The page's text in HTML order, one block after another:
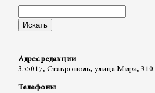
Адрес редакции
355017, Ставрополь, улица Мира, 310.
Телефоны